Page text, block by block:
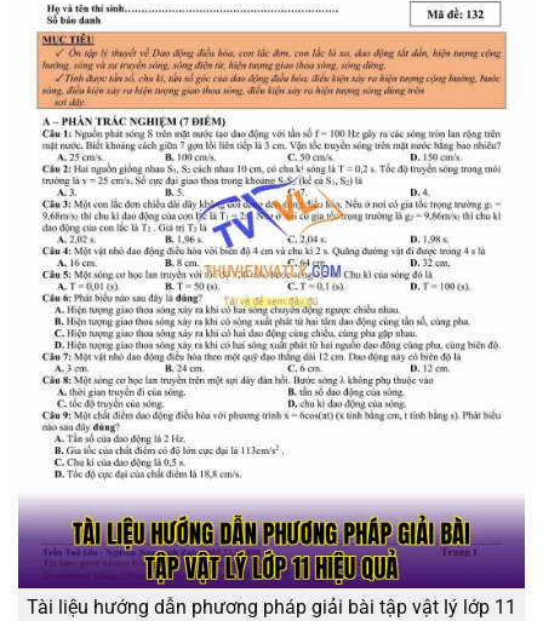
Tài liệu hướng dẫn phương pháp giải bài tập vật lý lớp 11